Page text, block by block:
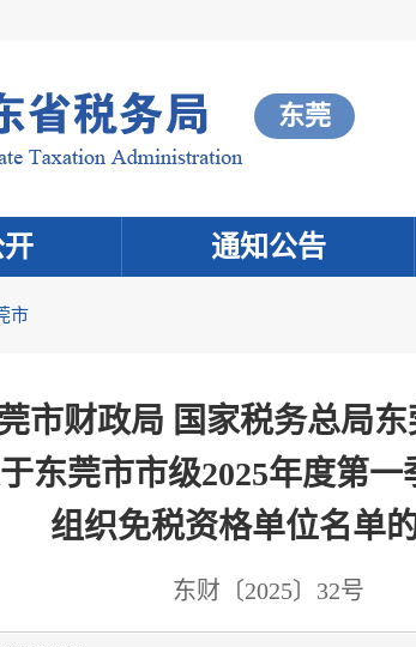
东莞
通知公告
市
市财政局 国家税务总局
东莞市市级2025年度第一
组织免税资格单位名单
东财〔2025〕32号